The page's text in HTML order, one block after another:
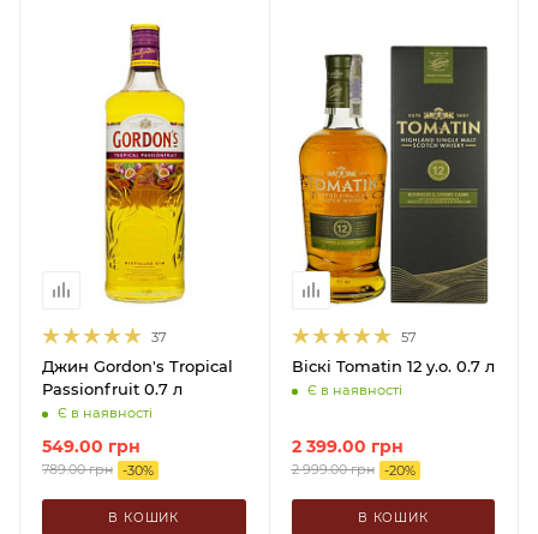
37
Джин Gordon's Tropical
Passionfruit 0.7 л
Є в наявності
549.00 грн
789.00грн -30%
В КОШИК
57
Віскі Tomatin 12 y.o. 0.7 л
Є в наявності
2 399.00 грн
2 999.00грн -20%
В КОШИК